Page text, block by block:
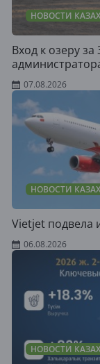
НОВОСТИ
Вход к озеру
07.08.2026
НОВОСТИ
Vietjet подвела
06.08.2026
НОВОСТИ